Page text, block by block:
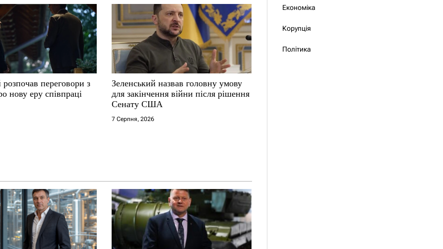
розпочав переговори з
нову еру співпраці
Зеленський назвав головну умову
для закінчення війни після рішення
Сенату США
7 Серпня, 2026
Економіка
Корупція
Політика